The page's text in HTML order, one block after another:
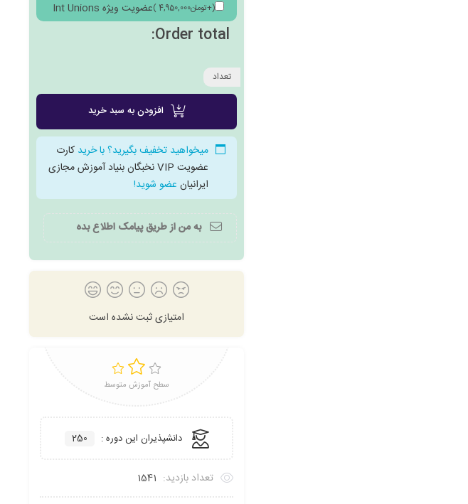
عضویت ویژه Int Unions (
+
4,950,000تومان )
Order total:
تعداد
افزودن به سبد خرید
میخواهید تخفیف بگیرید؟ با خرید کارت
عضویت VIP نخبگان بنیاد آموزش مجازی
ایرانیان عضو شوید!
به من از طریق پیامک اطلاع بده
امتیازی ثبت نشده است
سطح آموزش متوسط
دانشپذیران این دوره : 250
تعداد بازدید: 1541